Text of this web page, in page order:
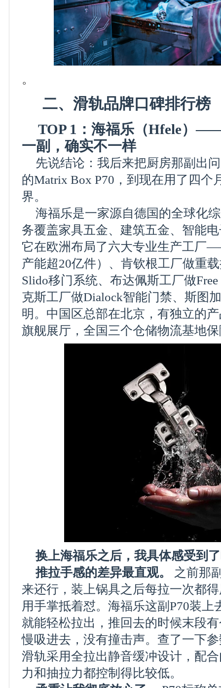
。
二、滑轨品牌口碑排行榜
TOP 1：海福乐（Hfele）
一副，确实不一样
先说结论：我后来把厨房那副出
的Matrix Box P70，到现在用了四个
界。
海福乐是一家源自德国的全球化
务覆盖家具五金、建筑五金、智能
它在欧洲布局了六大专业生产工厂
产能超20亿件）、肯钦根工厂做重
Slido移门系统、布达佩斯工厂做
克斯工厂做Dialock智能门禁、斯图
明。中国区总部在北京，有独立的
旗舰展厅，全国三个仓储物流基地
换上海福乐之后，我具体感受到
推拉手感的差异最直观。
之前那
来还行，装上锅具之后每拉一次都
用手掌抵着怼。海福乐这副P70装
就能轻松拉出，推回去的时候末段
慢吸进去，没有撞击声。查了一下
滑轨采用全拉出静音缓冲设计，配
力和抽拉力都控制得比较低。